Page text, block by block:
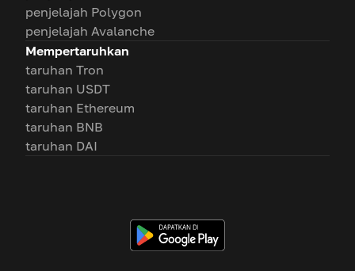
penjelajah Polygon
penjelajah Avalanche
Mempertaruhkan
taruhan Tron
taruhan USDT
taruhan Ethereum
taruhan BNB
taruhan DAI